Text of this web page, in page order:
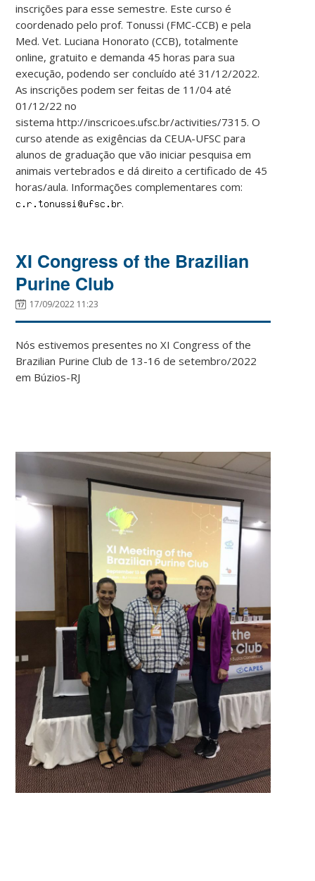
inscrições para esse semestre. Este curso é
coordenado pelo prof. Tonussi (FMC-CCB) e pela
Med. Vet. Luciana Honorato (CCB), totalmente
online, gratuito e demanda 45 horas para sua
execução, podendo ser concluído até 31/12/2022.
As inscrições podem ser feitas de 11/04 até
01/12/22 no
sistema http://inscricoes.ufsc.br/activities/7315. O
curso atende as exigências da CEUA-UFSC para
alunos de graduação que vão iniciar pesquisa em
animais vertebrados e dá direito a certificado de 45
horas/aula. Informações complementares com:
.
XI Congress of the Brazilian
Purine Club
17/09/2022 11:23
Nós estivemos presentes no XI Congress of the
Brazilian Purine Club de 13-16 de setembro/2022
em Búzios-RJ